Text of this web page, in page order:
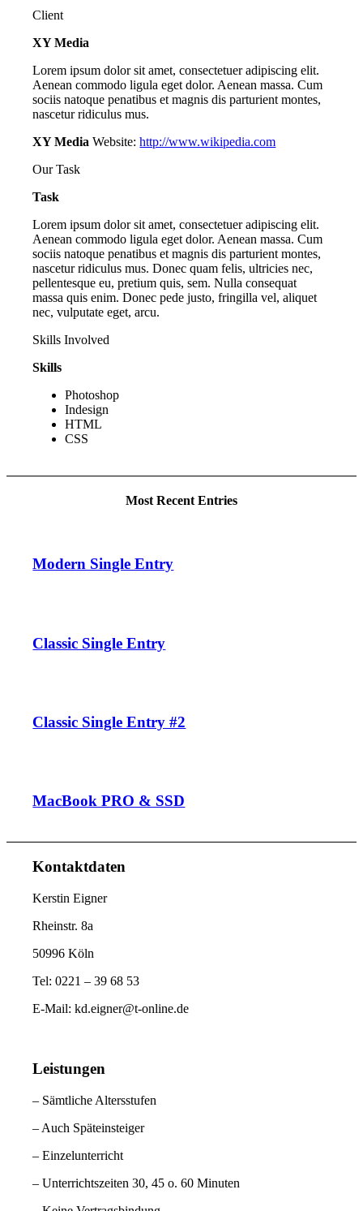
Client
XY Media
Lorem ipsum dolor sit amet, consectetuer adipiscing elit.
Aenean commodo ligula eget dolor. Aenean massa. Cum
sociis natoque penatibus et magnis dis parturient montes,
nascetur ridiculus mus.
XY Media Website:http://www.wikipedia.com
Our Task
Task
Lorem ipsum dolor sit amet, consectetuer adipiscing elit.
Aenean commodo ligula eget dolor. Aenean massa. Cum
sociis natoque penatibus et magnis dis parturient montes,
nascetur ridiculus mus. Donec quam felis, ultricies nec,
pellentesque eu, pretium quis, sem. Nulla consequat
massa quis enim. Donec pede justo, fringilla vel, aliquet
nec, vulputate eget, arcu.
Skills Involved
Skills
Photoshop
Indesign
HTML
CSS
Most Recent Entries
Modern Single Entry
Classic Single Entry
Classic Single Entry #2
MacBook PRO & SSD
Kontaktdaten
Kerstin Eigner
Rheinstr. 8a
50996 Köln
Tel: 0221 – 39 68 53
E-Mail: kd.eigner@t-online.de
Leistungen
– Sämtliche Altersstufen
– Auch Späteinsteiger
– Einzelunterricht
– Unterrichtszeiten 30, 45 o. 60 Minuten